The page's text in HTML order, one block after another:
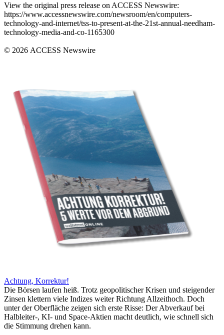
View the original press release on ACCESS Newswire:
https://www.accessnewswire.com/newsroom/en/computers-
technology-and-internet/tss-to-present-at-the-21st-annual-needham-
technology-media-and-co-1165300
© 2026 ACCESS Newswire
Achtung, Korrektur!
Die Börsen laufen heiß. Trotz geopolitischer Krisen und steigender
Zinsen klettern viele Indizes weiter Richtung Allzeithoch. Doch
unter der Oberfläche zeigen sich erste Risse: Der Abverkauf bei
Halbleiter-, KI- und Space-Aktien macht deutlich, wie schnell sich
die Stimmung drehen kann.